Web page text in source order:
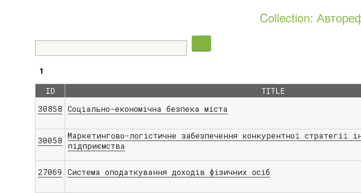
Collection:
1
ID TITLE
30858 Соціально-економічна безпека міста
30058 Маркетингово-логістичне забезпечення конкурентної стратегії
підприємства
27069 Система оподаткування доходів фізичних осіб